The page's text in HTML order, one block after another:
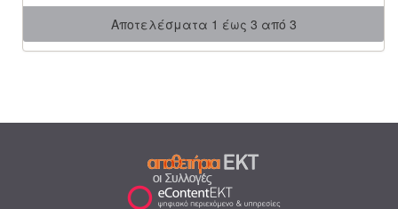
Αποτελέσματα 1 έως 3 από 3